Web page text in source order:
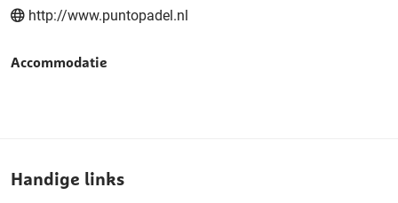
http://www.puntopadel.nl
Accommodatie
Handige links